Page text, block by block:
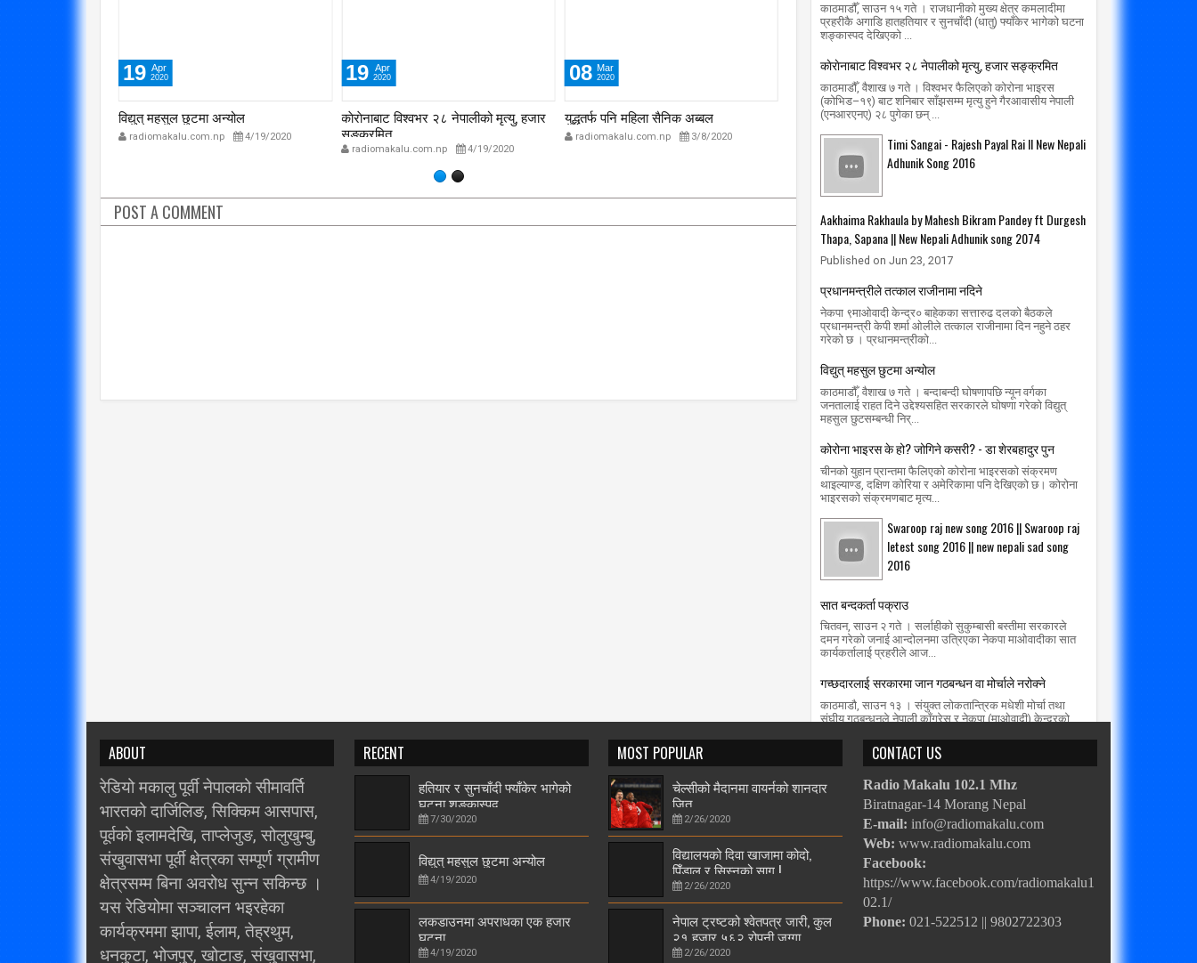
19 Apr
2020
विद्युत् महसुल छुटमा अन्योल
radiomakalu.com.np 4/19/2020
19 Apr
2020
काेराेनाबाट विश्वभर २८ नेपालीको मृत्यु, हजार
सङ्क्रमित
radiomakalu.com.np 4/19/2020
08 Mar
2020
युद्धतर्फ पनि महिला सैनिक अब्बल
radiomakalu.com.np 3/8/2020
Mar
प्रम मिर्गौला प्रत्यारोपणका लागि सोमबार
अस्पताल भर्ना हुने
radiomakalu.com.np 3/1/2020
01 Mar
POST A COMMENT
काठमाडौँ, साउन १५ गते । राजधानीको मुख्य क्षेत्र कमलादीमा
प्रहरीकै अगाडि हातहतियार र सुनचाँदी (धातु) फ्याँकेर भागेको घटना
शङ्कास्पद देखिएको ...
काेराेनाबाट विश्वभर २८ नेपालीको मृत्यु, हजार सङ्क्रमित
काठमाडौँ, वैशाख ७ गते । विश्वभर फैलिएको कोरोना भाइरस
(कोभिड–१९) बाट शनिबार साँझसम्म मृत्यु हुने गैरआवासीय नेपाली
(एनआरएनए) २८ पुगेका छन् ...
Timi Sangai - Rajesh Payal Rai ll New Nepali
Adhunik Song 2016
Aakhaima Rakhaula by Mahesh Bikram Pandey ft Durgesh
Thapa, Sapana || New Nepali Adhunik song 2074
Published on Jun 23, 2017
प्रधानमन्त्रीले तत्काल राजीनामा नदिने
नेकपा ९माओवादी केन्द्र० बाहेकका सत्तारुढ दलको बैठकले
प्रधानमन्त्री केपी शर्मा ओलीले तत्काल राजीनामा दिन नहुने ठहर
गरेको छ । प्रधानमन्त्रीको...
विद्युत् महसुल छुटमा अन्योल
काठमाडौँ, वैशाख ७ गते । बन्दाबन्दी घोषणापछि न्यून वर्गका
जनतालाई राहत दिने उद्देश्यसहित सरकारले घोषणा गरेको विद्युत्
महसुल छुटसम्बन्धी निर्...
कोरोना भाइरस के हो? जोगिने कसरी? - डा शेरबहादुर पुन
चीनको युहान प्रान्तमा फैलिएको कोरोना भाइरसको संक्रमण
थाइल्याण्ड, दक्षिण कोरिया र अमेरिकामा पनि देखिएको छ। कोरोना
भाइरसको संक्रमणबाट मृत्य...
Swaroop raj new song 2016 || Swaroop raj
letest song 2016 || new nepali sad song
2016
सात बन्दकर्ता पक्राउ
चितवन, साउन २ गते । सर्लाहीको सुकुम्बासी बस्तीमा सरकारले
दमन गरेको जनाई आन्दोलनमा उत्रिएका नेकपा माओवादीका सात
कार्यकर्तालाई प्रहरीले आज...
गच्छदारलाई सरकारमा जान गठबन्धन वा मोर्चाले नरोक्ने
काठमाडौ, साउन १३ । संयुक्त लोकतान्त्रिक मधेशी मोर्चा तथा
संघीय गठबन्धनले नेपाली काँग्रेस र नेकपा (माओवादी) केन्द्रको
ABOUT
रेडियो मकालु पूर्वी नेपालको सीमावर्ति
भारतको दार्जिलिङ, सिक्किम आसपास,
पूर्वको इलामदेखि, ताप्लेजुङ, सोलुखुम्बु,
संखुवासभा पूर्वी क्षेत्रका सम्पूर्ण ग्रामीण
क्षेत्रसम्म बिना अवरोध सुन्न सकिन्छ ।
यस रेडियोमा सञ्चालन भइरहेका
कार्यक्रममा झापा, ईलाम, तेह्रथुम,
धनकुटा, भोजपुर, खोटाङ, संखुवासभा,
RECENT
हतियार र सुनचाँदी फ्याँकेर भागेको
घटना शङ्कास्पद
7/30/2020
विद्युत् महसुल छुटमा अन्योल
4/19/2020
लकडाउनमा अपराधका एक हजार
घटना
4/19/2020
MOST POPULAR
चेल्सीको मैदानमा वायर्नको शानदार
जित
2/26/2020
विद्यालयको दिवा खाजामा कोदो,
पिँडालु र सिस्नुको साग !
2/26/2020
नेपाल ट्रष्टको श्वेतपत्र जारी, कुल
२१ हजार ५६२ रोपनी जग्गा
2/26/2020
CONTACT US
Radio Makalu 102.1 Mhz
Biratnagar-14 Morang Nepal
E-mail: info@radiomakalu.com
Web: www.radiomakalu.com
Facebook:
https://www.facebook.com/radiomakalu1
02.1/
Phone: 021-522512 || 9802722303